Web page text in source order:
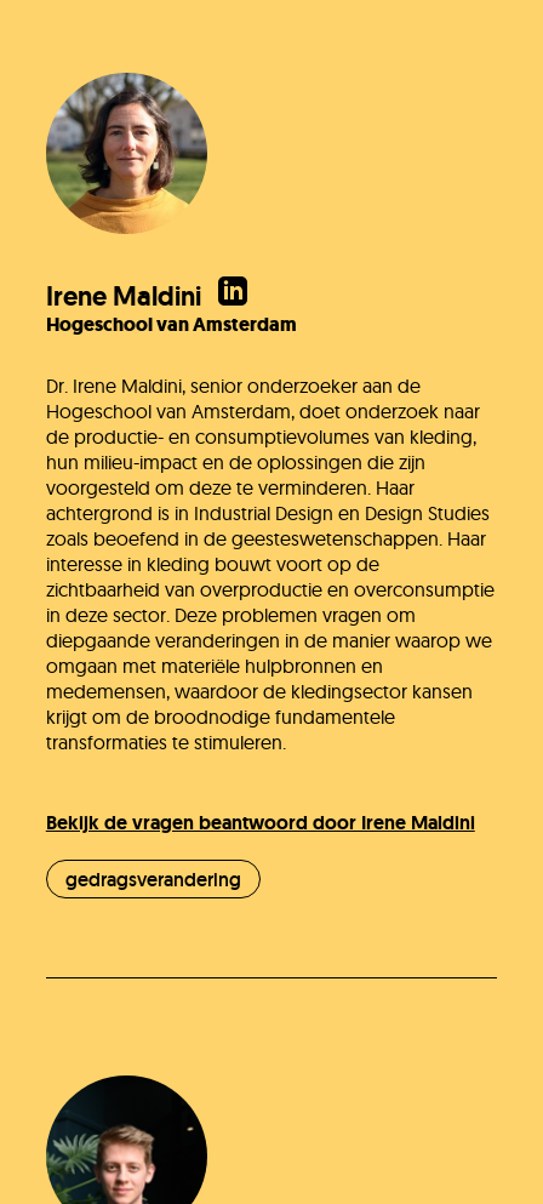
Irene Maldini
Hogeschool van Amsterdam
Dr. Irene Maldini, senior onderzoeker aan de
Hogeschool van Amsterdam, doet onderzoek naar
de productie- en consumptievolumes van kleding,
hun milieu-impact en de oplossingen die zijn
voorgesteld om deze te verminderen. Haar
achtergrond is in Industrial Design en Design Studies
zoals beoefend in de geesteswetenschappen. Haar
interesse in kleding bouwt voort op de
zichtbaarheid van overproductie en overconsumptie
in deze sector. Deze problemen vragen om
diepgaande veranderingen in de manier waarop we
omgaan met materiële hulpbronnen en
medemensen, waardoor de kledingsector kansen
krijgt om de broodnodige fundamentele
transformaties te stimuleren.
Bekijk de vragen beantwoord door Irene Maldini
gedragsverandering
Werken bij